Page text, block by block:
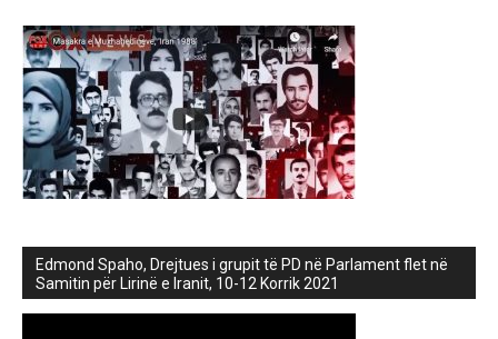
Edmond Spaho, Drejtues i grupit të PD në Parlament flet në
Samitin për Lirinë e Iranit, 10-12 Korrik 2021